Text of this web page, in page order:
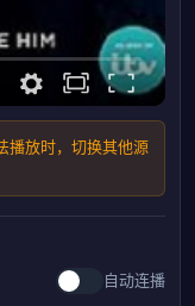
播放时，切换其他源
自动连播